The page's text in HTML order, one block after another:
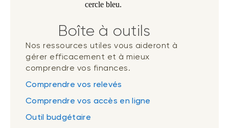
Boîte à outils
Nos ressources utiles vous aideront à
gérer efficacement et à mieux
comprendre vos finances.
Comprendre vos relevés
Comprendre vos accès en ligne
Outil budgétaire